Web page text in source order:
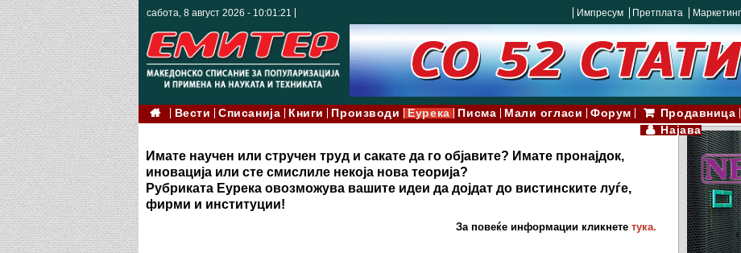
сабота, 8 август 2026 - 10:01:22 Импресум Претплата Маркетинг
Вести Списанија Книги Производи Еурека Писма Мали огласи Форум Продавница
Најава
Имате научен или стручен труд и сакате да го објавите? Имате пронајдок,
иновација или сте смислиле некоја нова теорија?
Рубриката Еурека овозможува вашите идеи да дојдат до вистинските луѓе,
фирми и институции!
За повеќе информации кликнете тука.